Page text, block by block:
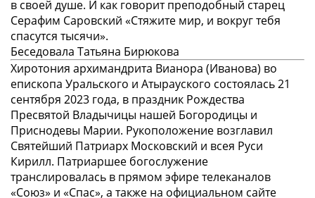
в своей душе. И как говорит преподобный старец
Серафим Саровский «Стяжите мир, и вокруг тебя
спасутся тысячи».
Беседовала Татьяна Бирюкова
Хиротония архимандрита Вианора (Иванова) во
епископа Уральского и Атырауского состоялась 21
сентября 2023 года, в праздник Рождества
Пресвятой Владычицы нашей Богородицы и
Приснодевы Марии. Рукоположение возглавил
Святейший Патриарх Московский и всея Руси
Кирилл. Патриаршее богослужение
транслировалась в прямом эфире телеканалов
«Союз» и «Спас», а также на официальном сайте